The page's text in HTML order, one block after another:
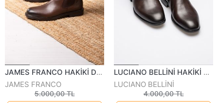
JAMES FRANCO HAKİKİ DERİ ERKEK GÜNLÜK BOT 16971-123K
JAMES FRANCO
5.000,00 TL
LUCIANO BELLİNİ HAKİKİ DERİ ERKEK GÜNLÜK BOT 110122K
LUCIANO BELLİNİ
4.000,00 TL